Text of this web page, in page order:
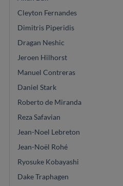
Cleyton Fernandes
Dimitris Piperidis
Dragan Neshic
Jeroen Hilhorst
Manuel Contreras
Daniel Stark
Roberto de Miranda
Reza Safavian
Jean-Noel Lebreton
Jean-Noël Rohé
Ryosuke Kobayashi
Dake Traphagen